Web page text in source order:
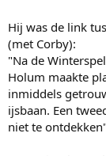
Hij was de link
(met Corby):
"Na de
Holum maakte
inmiddels
ijsbaan. Een
niet te